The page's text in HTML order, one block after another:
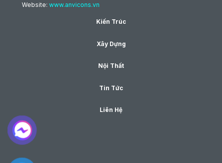
Website: www.anvicons.vn
Kiến Trúc
Xây Dựng
Nội Thất
Tin Tức
Liên Hệ